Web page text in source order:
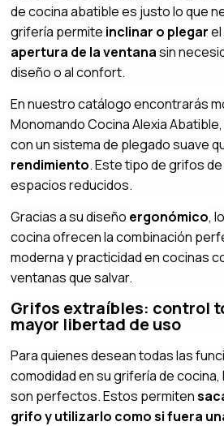
de cocina abatible es justo lo que
grifería permite inclinar o plegar
apertura de la ventanasin
diseño o al confort.
En nuestro catálogo encontrarás
Monomando Cocina Alexia
con un sistema de plegado suave
rendimiento. Este tipo de grifos
espacios reducidos.
Gracias a su diseño ergonómico,
cocina ofrecen la combinación
moderna y practicidad en cocinas
ventanas que salvar.
Grifos extraíbles: control
mayor libertad de uso
Para quienes desean todas las
comodidad en su grifería de
son perfectos. Estos permiten
grifo y utilizarlo como si fuera